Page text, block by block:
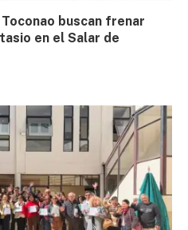
buscan frenar
en el Salar de